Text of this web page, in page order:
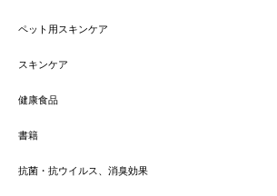
ペット用スキンケア
スキンケア
健康食品
書籍
抗菌・抗ウイルス、消臭効果